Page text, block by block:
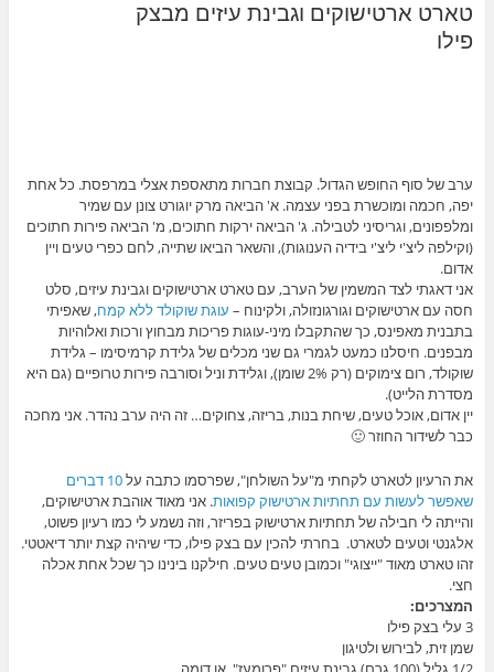
טארט ארטישוקים וגבינת עיזים מבצק
פילו
ערב של סוף החופש הגדול. קבוצת חברות מתאספת אצלי במרפסת. כל אחת
יפה, חכמה ומוכשרת בפני עצמה. א' הביאה מרק יוגורט צונן עם שמיר
ומלפפונים, וגריסיני לטבילה. ג' הביאה ירקות חתוכים, מ' הביאה פירות חתוכים
(וקילפה ליצ'י ליצ'י בידיה הענוגות), והשאר הביאו שתייה, לחם כפרי טעים ויין
אדום.
אני דאגתי לצד המשמין של הערב, עם טארט ארטישוקים וגבינת עיזים, סלט
חסה עם ארטישוקים וגורגונזולה, ולקינוח – עוגת שוקולד ללא קמח, שאפיתי
בתבנית מאפינס, כך שהתקבלו מיני-עוגות פריכות מבחוץ ורכות ואלוהיות
מבפנים. חיסלנו כמעט לגמרי גם שני מכלים של גלידת קרמיסימו – גלידת
שוקולד, רום צימוקים (רק 2% שומן), וגלידת וניל וסורבה פירות טרופיים (גם היא
מסדרת הלייט).
יין אדום, אוכל טעים, שיחת בנות, בריזה, צחוקים… זה היה ערב נהדר. אני מחכה
כבר לשידור החוזר 🙂
את הרעיון לטארט לקחתי מ"על השולחן", שפרסמו כתבה על
10 דברים
שאפשר לעשות עם תחתיות ארטישוק קפואות. אני מאוד אוהבת ארטישוקים,
והייתה לי חבילה של תחתיות ארטישוק בפריזר, וזה נשמע לי כמו רעיון פשוט,
אלגנטי וטעים לטארט. בחרתי להכין עם בצק פילו, כדי שיהיה קצת יותר דיאטטי.
זהו טארט מאוד "ייצוגי" וכמובן טעים טעים. חילקנו בינינו כך שכל אחת אכלה
חצי.
המצרכים:
3 עלי בצק פילו
שמן זית, לבירוש ולטיגון